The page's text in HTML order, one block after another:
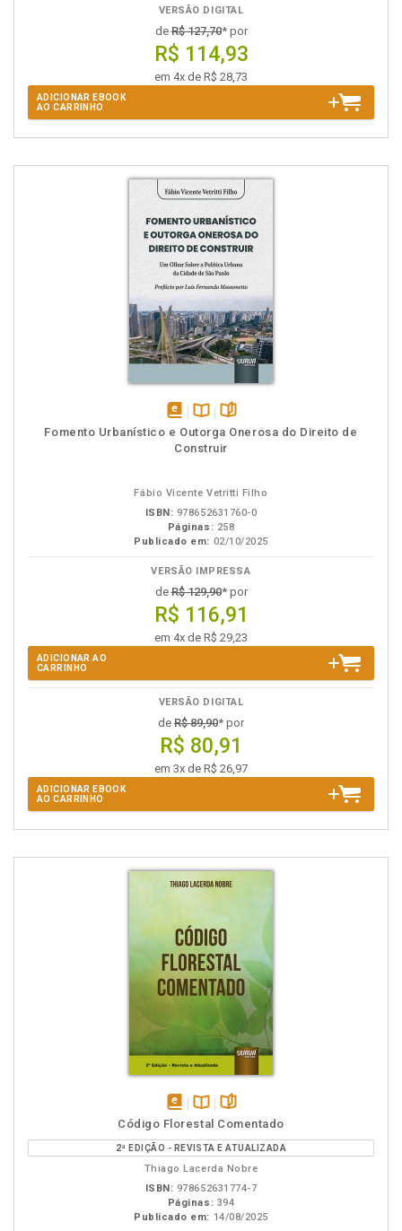
VERSÃO DIGITAL
deR$ 127,70* por
R$ 114,93
em 4x de R$ 28,73
ADICIONAR EBOOK
AO CARRINHO
disponível
em
Disponível
na
páginas
Fomento Urbanístico e Outorga Onerosa do Direito de
Construir
Fábio Vicente Vetritti Filho
ISBN: 978652631760-0
Páginas: 258
Publicado em: 02/10/2025
VERSÃO IMPRESSA
deR$ 129,90* por
R$ 116,91
em 4x de R$ 29,23
ADICIONAR AO
CARRINHO
VERSÃO DIGITAL
de R$ 89,90* por
R$ 80,91
em 3x de R$ 26,97
ADICIONAR EBOOK
AO CARRINHO
disponível
em
eBook
Disponível
na
B.V.
páginas
Código Florestal Comentado
2ª EDIÇÃO - REVISTA E ATUALIZADA
Thiago Lacerda Nobre
ISBN: 978652631774-7
Páginas: 394
Publicado em: 14/08/2025